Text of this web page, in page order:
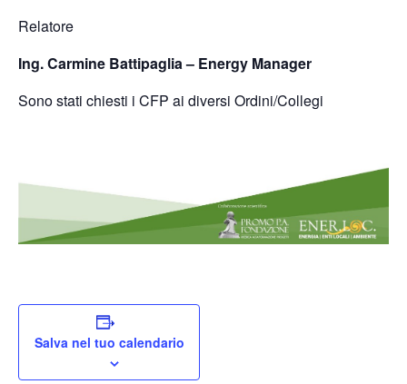
Relatore
Ing. Carmine Battipaglia – Energy Manager
Sono stati chiesti i CFP ai diversi Ordini/Collegi
Salva nel tuo calendario